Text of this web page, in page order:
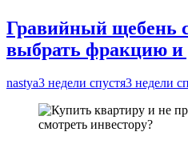
Гравийный щебень
выбрать фракцию и
nastya3 недели спустя3 недели